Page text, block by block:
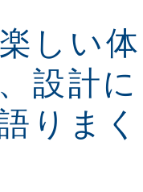
しい体
設計に
りまく